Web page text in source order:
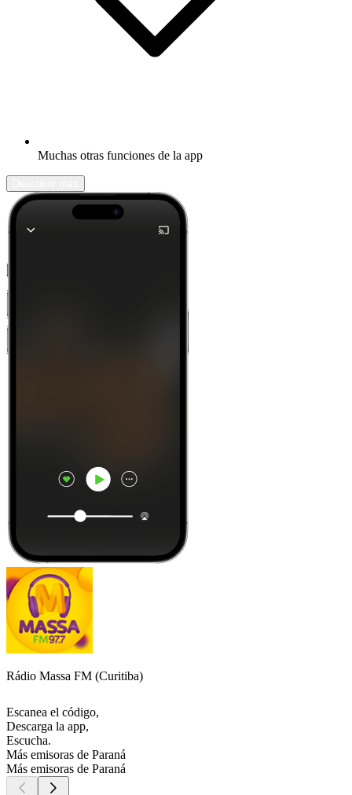
Muchas otras funciones de la app
Rádio Massa FM (Curitiba)
Escanea el código,
Descarga la app,
Escucha.
Más emisoras de Paraná
Más emisoras de Paraná